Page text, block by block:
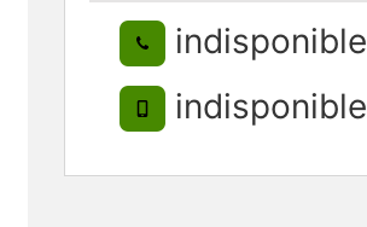
indisponible
indisponible